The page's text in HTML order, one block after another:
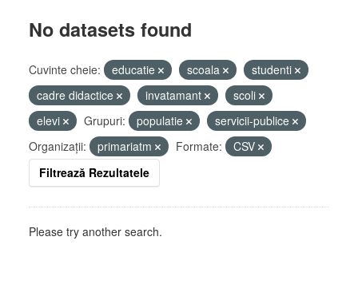
No datasets found
Cuvinte cheie: educatie scoala
studenti
cadre didactice
invatamant
scoli
elevi
Grupuri: populatie
servicii-publice
Organizații:
primariatm Formate:
CSV
Filtrează Rezultatele
Please try another search.